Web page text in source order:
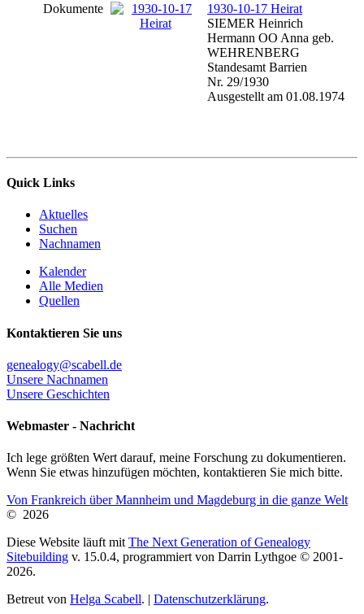
Dokumente
1930-10-17 Heirat
SIEMER Heinrich
Hermann OO Anna geb.
WEHRENBERG
Standesamt Barrien
Nr. 29/1930
Ausgestellt am 01.08.1974
Quick Links
Aktuelles
Suchen
Nachnamen
Kalender
Alle Medien
Quellen
Kontaktieren Sie uns
genealogy@scabell.de
Unsere Nachnamen
Unsere Geschichten
Webmaster - Nachricht
Ich lege größten Wert darauf, meine Forschung zu dokumentieren.
Wenn Sie etwas hinzufügen möchten, kontaktieren Sie mich bitte.
Von Frankreich über Mannheim und Magdeburg in die ganze Welt
© 2026
Diese Website läuft mitThe Next Generation of Genealogy
Sitebuilding v. 15.0.4, programmiert von Darrin Lythgoe © 2001-
2026.
Betreut von Helga Scabell. | Datenschutzerklärung.